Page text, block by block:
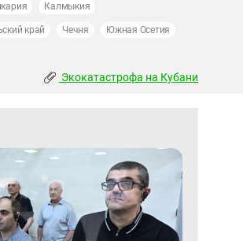
Калмыкия
край Чечня Южная Осетия
Экокатастрофа на Кубани